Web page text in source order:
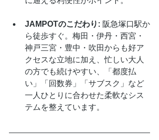
JAMPOTのこだわり: 阪急塚口駅か
ら徒歩すぐ。梅田・伊丹・西宮・
神戸三宮・豊中・吹田からも好ア
クセスな立地に加え、忙しい大人
の方でも続けやすい、「都度払
い」「回数券」「サブスク」など
一人ひとりに合わせた柔軟なシス
テムを整えています。